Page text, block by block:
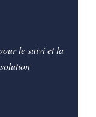
le suivi et la